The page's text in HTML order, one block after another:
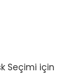
Seçimi için